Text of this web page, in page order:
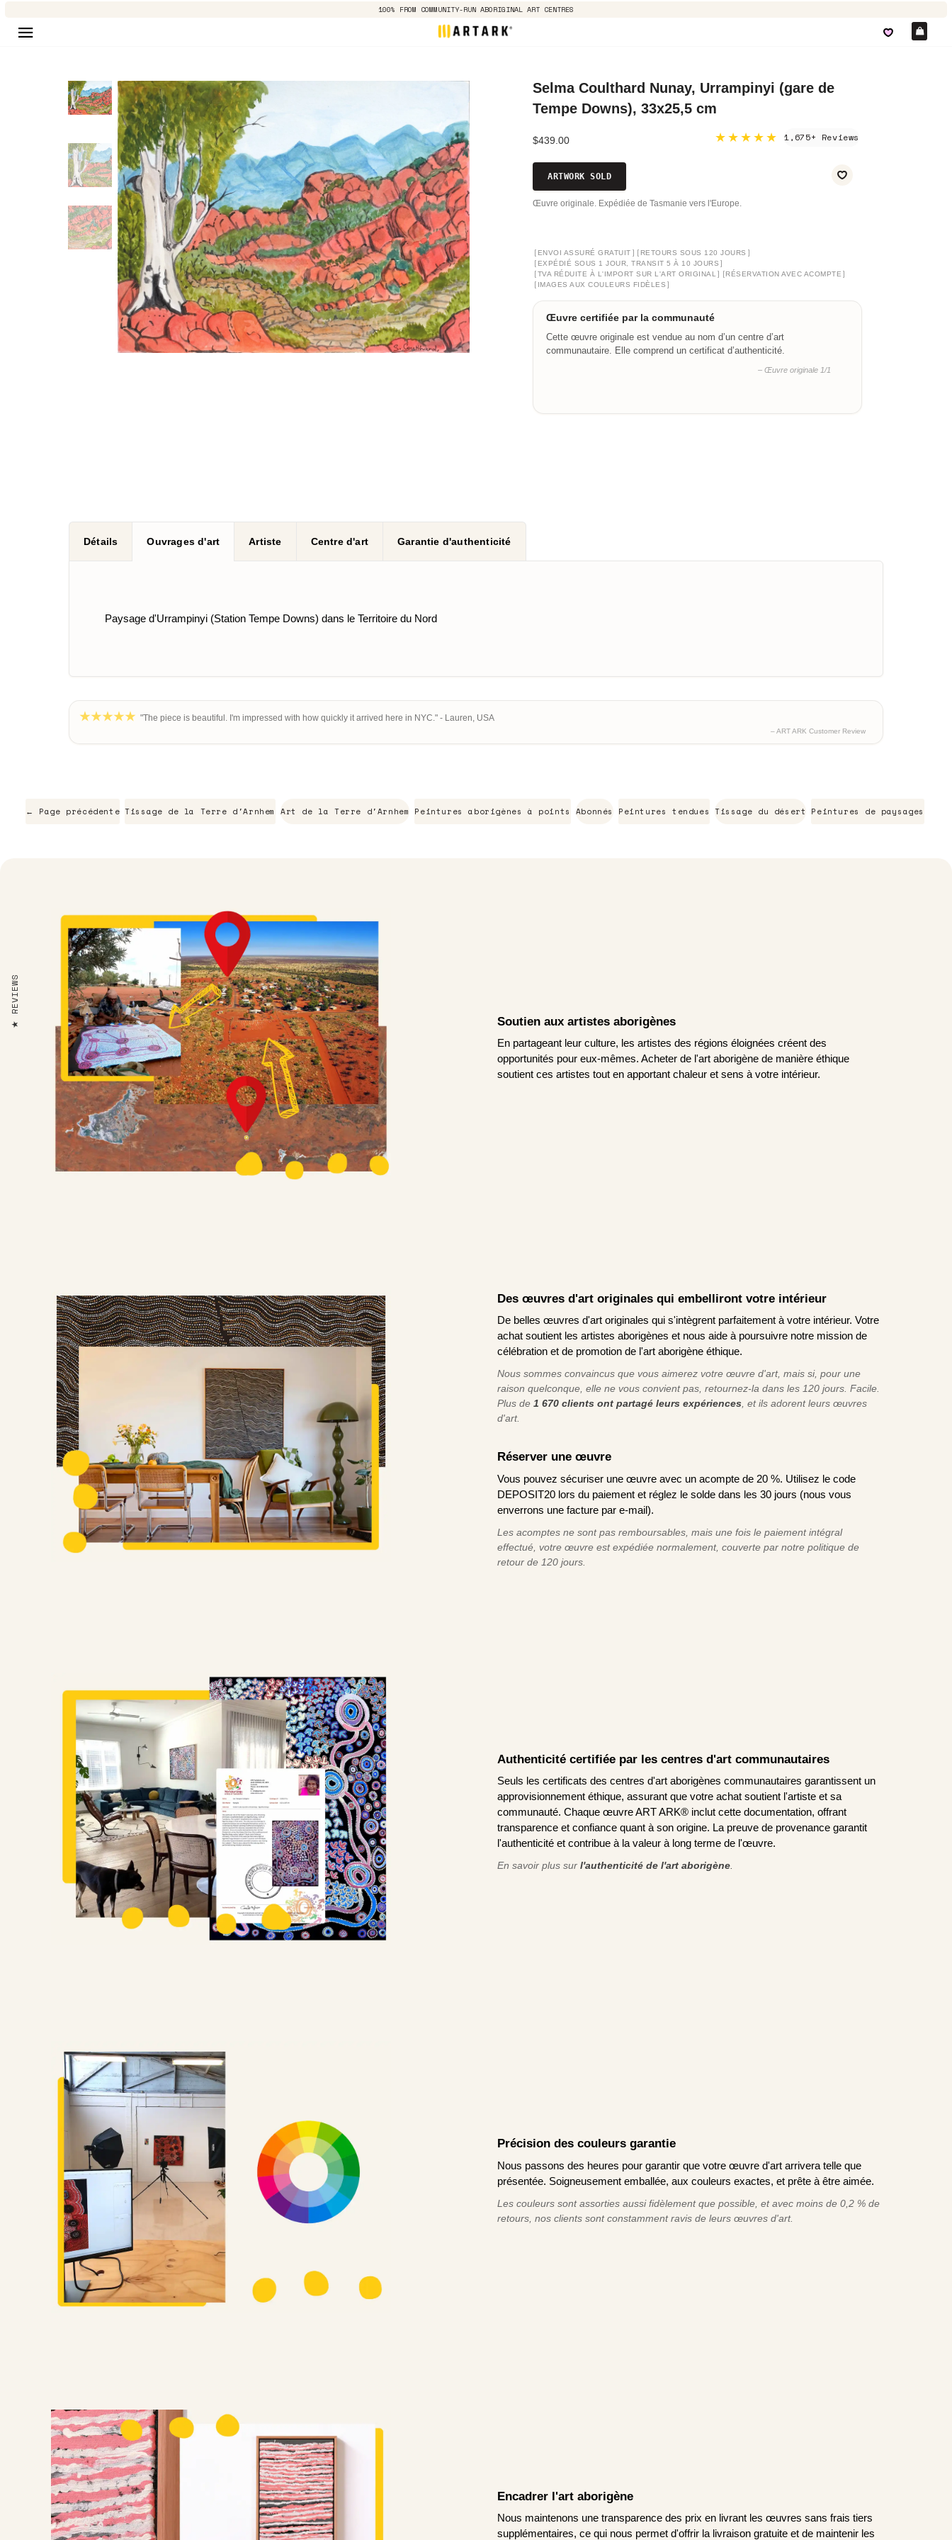
100% FROM COMMUNITY-RUN ABORIGINAL ART CENTRES
Selma Coulthard Nunay, Urrampinyi (gare de
Tempe Downs), 33x25,5 cm
$439.00 ★★★★★ 1,675+ Reviews
ARTWORK SOLD
Œuvre originale. Expédiée de Tasmanie vers l'Europe.
[ ENVOI ASSURÉ GRATUIT ] [ RETOURS SOUS 120 JOURS ]
[ EXPÉDIÉ SOUS 1 JOUR, TRANSIT 5 À 10 JOURS ]
[TVA RÉDUITE À L'IMPORT SUR L'ART ORIGINAL ] [RÉSERVATION AVEC ACOMPTE ]
[ IMAGES AUX COULEURS FIDÈLES ]
Œuvre certifiée par la communauté
Cette œuvre originale est vendue au nom d’un centre d’art
communautaire. Elle comprend un certificat d’authenticité.
– Œuvre originale 1/1
Détails Ouvrages d'art Artiste Centre d'art Garantie d'authenticité
Paysage d'Urrampinyi (Station Tempe Downs) dans le Territoire du Nord
"The piece is beautiful. I'm impressed with how quickly it arrived here in NYC." - Lauren, USA
– ART ARK Customer Review
← Page précédente Tissage de la Terre d'Arnhem Art de la Terre d'Arnhem Peintures aborigènes à points Abonnés Peintures tendues Tissage du désert Peintures de paysages
Soutien aux artistes aborigènes
En partageant leur culture, les artistes des régions éloignées créent des
opportunités pour eux-mêmes. Acheter de l'art aborigène de manière éthique
soutient ces artistes tout en apportant chaleur et sens à votre intérieur.
Des œuvres d'art originales qui embelliront votre intérieur
De belles œuvres d'art originales qui s'intègrent parfaitement à votre intérieur. Votre
achat soutient les artistes aborigènes et nous aide à poursuivre notre mission de
célébration et de promotion de l'art aborigène éthique.
Nous sommes convaincus que vous aimerez votre œuvre d'art, mais si, pour une
raison quelconque, elle ne vous convient pas, retournez-la dans les 120 jours. Facile.
Plus de 1 670 clients ont partagé leurs expériences, et ils adorent leurs œuvres
d'art.
Réserver une œuvre
Vous pouvez sécuriser une œuvre avec un acompte de 20 %. Utilisez le code
DEPOSIT20 lors du paiement et réglez le solde dans les 30 jours (nous vous
enverrons une facture par e-mail).
Les acomptes ne sont pas remboursables, mais une fois le paiement intégral
effectué, votre œuvre est expédiée normalement, couverte par notre politique de
retour de 120 jours.
Authenticité certifiée par les centres d'art communautaires
Seuls les certificats des centres d'art aborigènes communautaires garantissent un
approvisionnement éthique, assurant que votre achat soutient l'artiste et sa
communauté. Chaque œuvre ART ARK® inclut cette documentation, offrant
transparence et confiance quant à son origine. La preuve de provenance garantit
l'authenticité et contribue à la valeur à long terme de l'œuvre.
En savoir plus sur l'authenticité de l'art aborigène.
Précision des couleurs garantie
Nous passons des heures pour garantir que votre œuvre d'art arrivera telle que
présentée. Soigneusement emballée, aux couleurs exactes, et prête à être aimée.
Les couleurs sont assorties aussi fidèlement que possible, et avec moins de 0,2 % de
retours, nos clients sont constamment ravis de leurs œuvres d'art.
Encadrer l'art aborigène
Nous maintenons une transparence des prix en livrant les œuvres sans frais tiers
supplémentaires, ce qui nous permet d'offrir la livraison gratuite et de maintenir les
REVIEWS